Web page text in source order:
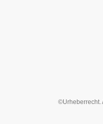
©Urheberrecht.